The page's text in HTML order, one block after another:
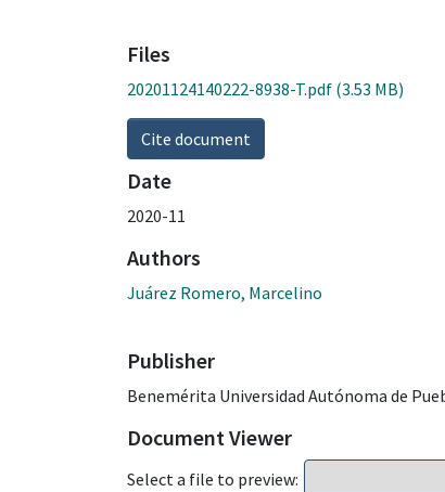
Files
20201124140222-8938-T.pdf (3.53 MB)
Cite document
Date
2020-11
Authors
Juárez Romero, Marcelino
Publisher
Benemérita Universidad Autónoma de
Document Viewer
Select a file to preview: